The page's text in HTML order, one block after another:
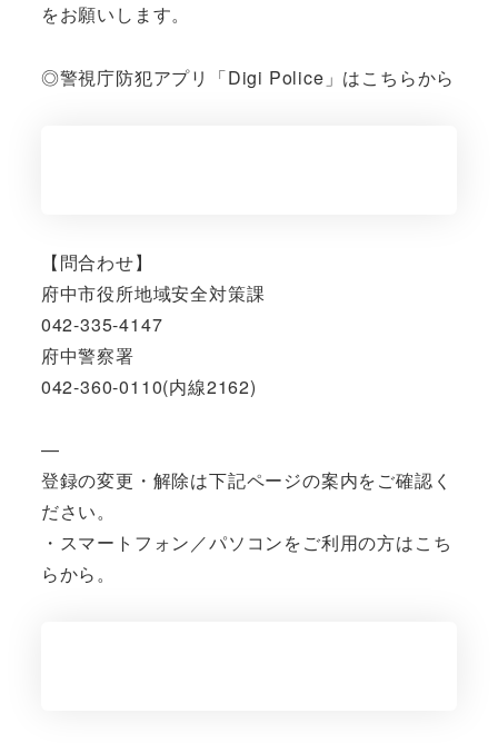
をお願いします。
◎警視庁防犯アプリ「Digi Police」はこちらから
【問合わせ】
府中市役所地域安全対策課
042-335-4147
府中警察署
042-360-0110(内線2162)
—
登録の変更・解除は下記ページの案内をご確認く
ださい。
・スマートフォン／パソコンをご利用の方はこち
らから。